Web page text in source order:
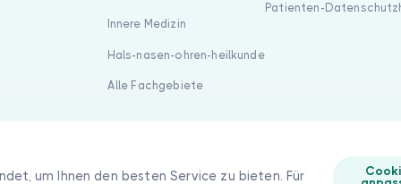
um Ihnen den besten Service zu bieten. Für
Innere Medizin
Hals-nasen-ohren-heilkunde
Alle Fachgebiete
Patienten-